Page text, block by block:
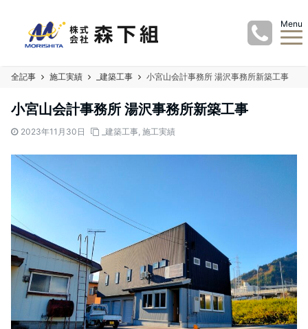
Menu
全記事 施工実績 _建築工事 小宮山会計事務所 湯沢事務所新築工事
小宮山会計事務所 湯沢事務所新築工事
2023年11月30日 _建築工事, 施工実績